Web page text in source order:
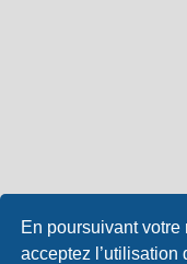
En poursuivant
acceptez l’utilisation